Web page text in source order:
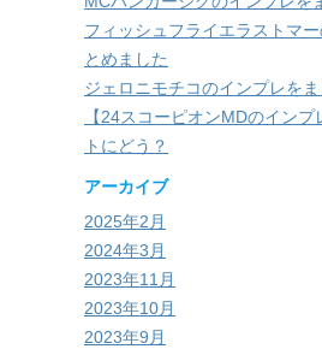
フィッシュフライエラストマ
とめました
ジェロニモチコのインプレを
【24スコーピオンMDのインプ
トにどう？
アーカイブ
2025年2月
2024年3月
2023年11月
2023年10月
2023年9月